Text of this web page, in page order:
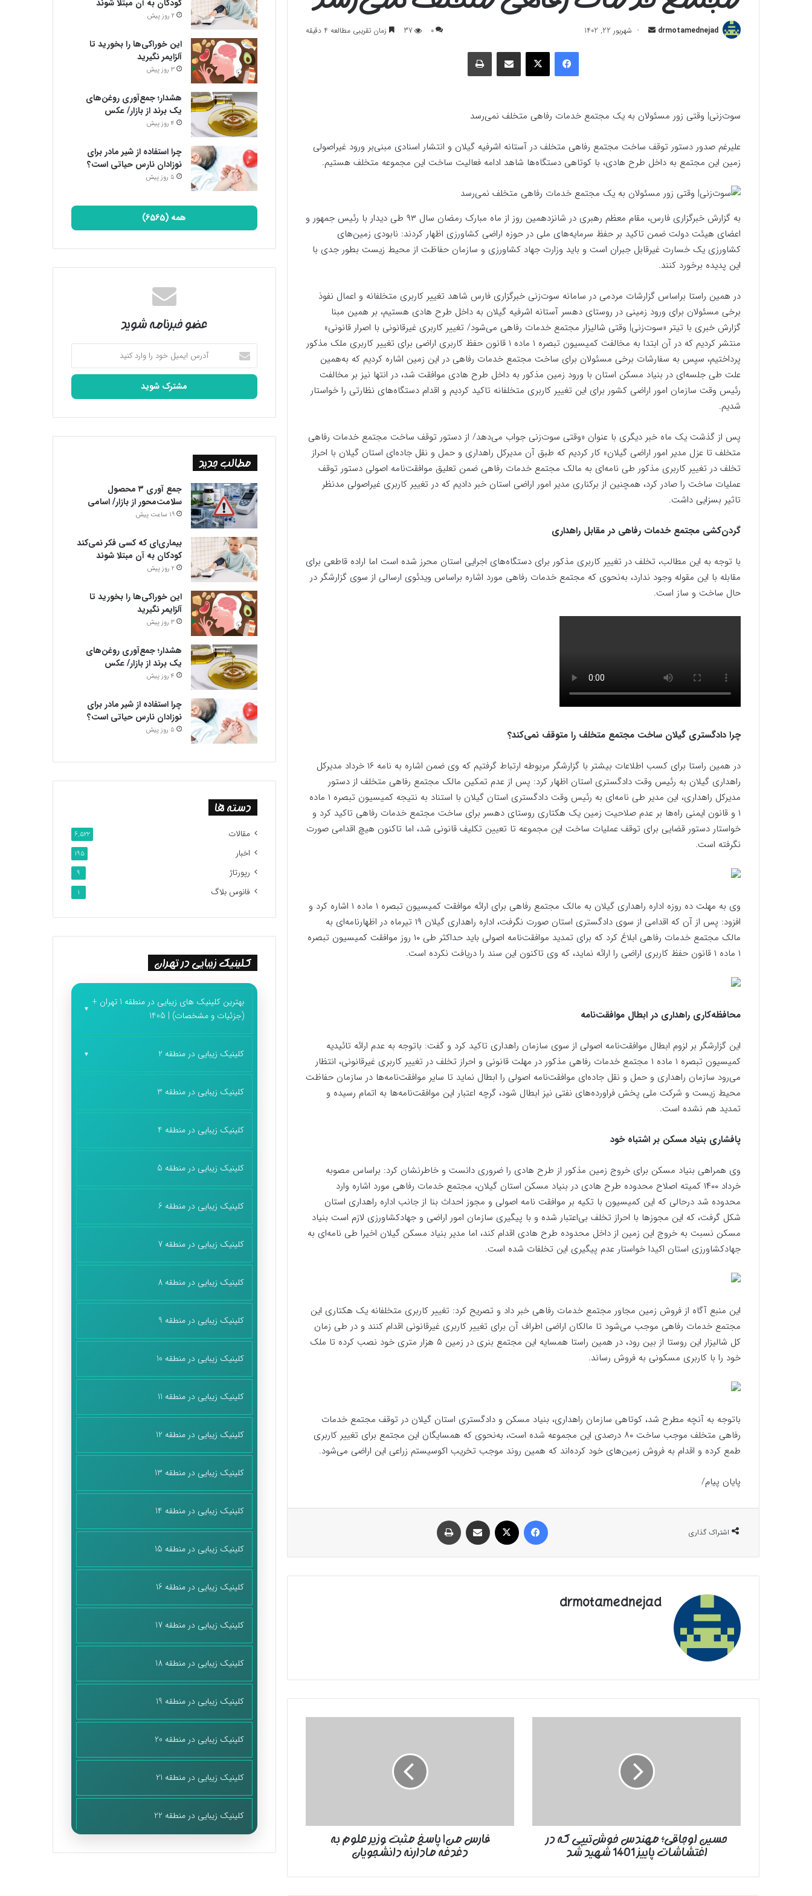
drmotamednejad
ارسال شهریور 22, 1402 0
37 زمان تقریبی مطالعه 4 دقیقه
فیسبوک ایکس اشتراک گذاری با ایمیل چاپ
سوت‌زنی| وقتی زور مسئولان به یک مجتمع خدمات رفاهی متخلف نمی‌رسد
علیرغم صدور دستور توقف ساخت مجتمع رفاهی متخلف در آستانه اشرفیه گیلان و انتشار اسنادی مبنی‌بر ورود غیراصولی
زمین این مجتمع به داخل طرح هادی، با کوتاهی دستگاه‌ها شاهد ادامه فعالیت ساخت این مجموعه متخلف هستیم.
به گزارش خبرگزاری فارس، مقام معظم رهبری در شانزدهمین روز از ماه مبارک رمضان سال ۹۳ طی دیدار با رئیس جمهور و
اعضای هیئت دولت ضمن تاکید بر حفظ سرمایه‌های ملی در حوزه اراضی کشاورزی اظهار کردند: نابودی زمین‌های
کشاورزی یک خسارت غیرقابل جبران است و باید وزارت جهاد کشاورزی و سازمان حفاظت از محیط زیست بطور جدی با
این پدیده برخورد کنند.
در همین راستا براساس گزارشات مردمی در سامانه سوت‌زنی خبرگزاری فارس شاهد تغییر کاربری متخلفانه و اعمال نفوذ
برخی مسئولان برای ورود زمینی در روستای دهسر آستانه اشرفیه گیلان به داخل طرح هادی هستیم، بر همین مبنا
گزارش خبری با تیتر «سوت‌زنی| وقتی شالیزار مجتمع خدمات رفاهی می‌شود/ تغییر کاربری غیرقانونی با اصرار قانونی»
منتشر کردیم که در آن ابتدا به مخالفت کمیسیون تبصره ۱ ماده ۱ قانون حفظ کاربری اراضی برای تغییر کاربری ملک مذکور
پرداختیم، سپس به سفارشات برخی مسئولان برای ساخت مجتمع خدمات رفاهی در این زمین اشاره کردیم که به‌همین
علت طی جلسه‌ای در بنیاد مسکن استان با ورود زمین مذکور به داخل طرح هادی موافقت شد، در انتها نیز بر مخالفت
رئیس وقت سازمان امور اراضی کشور برای این تغییر کاربری متخلفانه تاکید کردیم و اقدام دستگاه‌های نظارتی را خواستار
شدیم.
پس از گذشت یک ماه خبر دیگری با عنوان «وقتی سوت‌زنی جواب می‌دهد/ از دستور توقف ساخت مجتمع خدمات رفاهی
متخلف تا عزل مدیر امور اراضی گیلان» کار کردیم که طبق آن مدیرکل راهداری و حمل و نقل جاده‌ای استان گیلان با احراز
تخلف در تغییر کاربری مذکور طی نامه‌ای به مالک مجتمع خدمات رفاهی ضمن تعلیق موافقت‌نامه اصولی دستور توقف
عملیات ساخت را صادر کرد، همچنین از برکناری مدیر امور اراضی استان خبر دادیم که در تغییر کاربری غیراصولی مدنظر
تاثیر بسزایی داشت.
گردن‌کشی مجتمع خدمات رفاهی در مقابل راهداری
با توجه به این مطالب، تخلف در تغییر کاربری مذکور برای دستگاه‌های اجرایی استان محرز شده است اما اراده قاطعی برای
مقابله با این مقوله وجود ندارد، به‌نحوی که مجتمع خدمات رفاهی مورد اشاره براساس ویدئوی ارسالی از سوی گزارشگر در
حال ساخت و ساز است.
چرا دادگستری گیلان ساخت مجتمع متخلف را متوقف نمی‌کند؟
در همین راستا برای کسب اطلاعات بیشتر با گزارشگر مربوطه ارتباط گرفتیم که وی ضمن اشاره به نامه ۱۶ خرداد مدیرکل
راهداری گیلان به رئیس وقت دادگستری استان اظهار کرد: پس از عدم تمکین مالک مجتمع رفاهی متخلف از دستور
مدیرکل راهداری، این مدیر طی نامه‌ای به رئیس وقت دادگستری استان گیلان با استناد به نتیجه کمیسیون تبصره ۱ ماده
۱ و قانون ایمنی راه‌ها بر عدم صلاحیت زمین یک هکتاری روستای دهسر برای ساخت مجتمع خدمات رفاهی تاکید کرد و
خواستار دستور قضایی برای توقف عملیات ساخت این مجموعه تا تعیین تکلیف قانونی شد، اما تاکنون هیچ اقدامی صورت
نگرفته است.
وی به مهلت ده روزه اداره راهداری گیلان به مالک مجتمع رفاهی برای ارائه موافقت کمیسیون تبصره ۱ ماده ۱ اشاره کرد و
افزود: پس از آن که اقدامی از سوی دادگستری استان صورت نگرفت، اداره راهداری گیلان ۱۹ تیرماه در اظهارنامه‌ای به
مالک مجتمع خدمات رفاهی ابلاغ کرد که برای تمدید موافقت‌نامه اصولی باید حداکثر طی ۱۰ روز موافقت کمیسیون تبصره
۱ ماده ۱ قانون حفظ کاربری اراضی را ارائه نماید، که وی تاکنون این سند را دریافت نکرده است.
محافظه‌کاری راهداری در ابطال موافقت‌نامه
این گزارشگر بر لزوم ابطال موافقت‌نامه اصولی از سوی سازمان راهداری تاکید کرد و گفت: باتوجه به عدم ارائه تائیدیه
کمیسیون تبصره ۱ ماده ۱ مجتمع خدمات رفاهی مذکور در مهلت قانونی و احراز تخلف در تغییر کاربری غیرقانونی، انتظار
می‌رود سازمان راهداری و حمل و نقل جاده‌ای موافقت‌نامه اصولی را ابطال نماید تا سایر موافقت‌نامه‌ها در سازمان حفاظت
محیط زیست و شرکت ملی پخش فراورده‌های نفتی نیز ابطال شود، گرچه اعتبار این موافقت‌نامه‌ها به اتمام رسیده و
تمدید هم نشده است.
پافشاری بنیاد مسکن بر اشتباه خود
وی همراهی بنیاد مسکن برای خروج زمین مذکور از طرح هادی را ضروری دانست و خاطرنشان کرد: براساس مصوبه
خرداد ۱۴۰۰ کمیته اصلاح محدوده طرح هادی در بنیاد مسکن استان گیلان، مجتمع خدمات رفاهی مورد اشاره وارد
محدوده شد درحالی که این کمیسیون با تکیه بر موافقت نامه اصولی و مجوز احداث بنا از جانب اداره راهداری استان
شکل گرفت، که این مجوزها با احراز تخلف بی‌اعتبار شده و با پیگیری سازمان امور اراضی و جهادکشاورزی لازم است بنیاد
مسکن نسبت به خروج این زمین از داخل محدوده طرح هادی اقدام کند، اما مدیر بنیاد مسکن گیلان اخیرا طی نامه‌ای به
جهادکشاورزی استان اکیدا خواستار عدم پیگیری این تخلفات شده است.
این منبع آگاه از فروش زمین مجاور مجتمع خدمات رفاهی خبر داد و تصریح کرد: تغییر کاربری متخلفانه یک هکتاری این
مجتمع خدمات رفاهی موجب می‌شود تا مالکان اراضی اطراف آن برای تغییر کاربری غیرقانونی اقدام کنند و در طی زمان
کل شالیزار این روستا از بین رود، در همین راستا همسایه این مجتمع بنری در زمین ۵ هزار متری خود نصب کرده تا ملک
خود را با کاربری مسکونی به فروش رساند.
باتوجه به آنچه مطرح شد، کوتاهی سازمان راهداری، بنیاد مسکن و دادگستری استان گیلان در توقف مجتمع خدمات
رفاهی متخلف موجب ساخت ۸۰ درصدی این مجموعه شده است، به‌نحوی که همسایگان این مجتمع برای تغییر کاربری
طمع کرده و اقدام به فروش زمین‌های خود کرده‌اند که همین روند موجب تخریب اکوسیستم زراعی این اراضی می‌شود.
پایان پیام/
اشتراک گذاری
فیسبوک ایکس اشتراک گذاری با ایمیل
drmotamednejad
1401
شهیدحسین اوجاقی؛ مهندس خوش‌تیپی که در
اغتشاشات پاییز 1401 شهید شد
مادارنه
دانشجویانفارس من| پاسخ مثبت وزیر علوم به
دغدغه مادارنه دانشجویان
کودکان به آن مبتلا شوند
2 روز پیش
این خوراکی‌ها را بخورید تا
آلزایمر نگیرید
3 روز پیش
هشدار؛ جمع‌آوری روغن‌های
یک برند از بازار/ عکس
4 روز پیش
چرا استفاده از شیر مادر برای
نوزادان نارس حیاتی است؟
5 روز پیش
همه (6565)
عضو خبرنامه شوید
آدرس
ایمیل
خود
وارد
مطالب جدید
جمع آوری ۳ محصول
سلامت‌محور از بازار/ اسامی
19 ساعت پیش
بیماری‌ای که کسی فکر نمی‌کند
کودکان به آن مبتلا شوند
2 روز پیش
این خوراکی‌ها را بخورید تا
آلزایمر نگیرید
3 روز پیش
هشدار؛ جمع‌آوری روغن‌های
یک برند از بازار/ عکس
4 روز پیش
چرا استفاده از شیر مادر برای
نوزادان نارس حیاتی است؟
5 روز پیش
دسته ها
مقالات 6,522
اخبار 195
رپورتاژ 9
فانوس بلاگ 1
کلینیک زیبایی در تهران
بهترین کلینیک های زیبایی در منطقه 1 تهران +
(جزئیات و مشخصات) | 1405
کلینیک زیبایی در منطقه 2
کلینیک زیبایی در منطقه 3
کلینیک زیبایی در منطقه 4
کلینیک زیبایی در منطقه 5
کلینیک زیبایی در منطقه 6
کلینیک زیبایی در منطقه 7
کلینیک زیبایی در منطقه 8
کلینیک زیبایی در منطقه 9
کلینیک زیبایی در منطقه 10
کلینیک زیبایی در منطقه 11
کلینیک زیبایی در منطقه 12
کلینیک زیبایی در منطقه 13
کلینیک زیبایی در منطقه 14
کلینیک زیبایی در منطقه 15
کلینیک زیبایی در منطقه 16
کلینیک زیبایی در منطقه 17
کلینیک زیبایی در منطقه 18
کلینیک زیبایی در منطقه 19
کلینیک زیبایی در منطقه 20
کلینیک زیبایی در منطقه 21
کلینیک زیبایی در منطقه 22